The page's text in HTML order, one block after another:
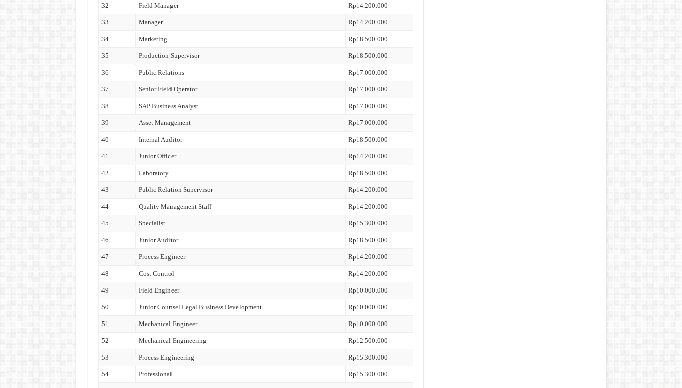
32 Field Manager Rp14.200.000
33 Manager Rp14.200.000
34 Marketing Rp18.500.000
35 Production Supervisor Rp18.500.000
36 Public Relations Rp17.000.000
37 Senior Field Operator Rp17.000.000
38 SAP Business Analyst Rp17.000.000
39 Asset Management Rp17.000.000
40 Internal Auditor Rp18.500.000
41 Junior Officer Rp14.200.000
42 Laboratory Rp18.500.000
43 Public Relation Supervisor Rp14.200.000
44 Quality Management Staff Rp14.200.000
45 Specialist Rp15.300.000
46 Junior Auditor Rp18.500.000
47 Process Engineer Rp14.200.000
48 Cost Control Rp14.200.000
49 Field Engineer Rp10.000.000
50 Junior Counsel Legal Business Development Rp10.000.000
51 Mechanical Engineer Rp10.000.000
52 Mechanical Engineering Rp12.500.000
53 Process Engineering Rp15.300.000
54 Professional Rp15.300.000